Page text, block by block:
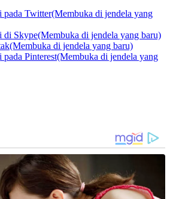
Twitter(Membuka di jendela yang
Skype(Membuka di jendela yang baru)
di jendela yang baru)
Pinterest(Membuka di jendela yang